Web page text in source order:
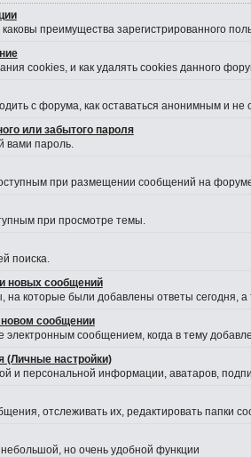
каковы преимущества зарегистрированного
cookies, и как удалять cookies данного
с форума, как оставаться анонимным и
или забытого пароля
вами пароль.
при размещении сообщений на
при просмотре темы.
поиска.
новых сообщений
на которые были добавлены ответы сегодня,
сообщении
электронным сообщением, когда в тему
(Личные настройки)
и персональной информации, аватаров,
отслеживать их, редактировать папки
но очень удобной функции